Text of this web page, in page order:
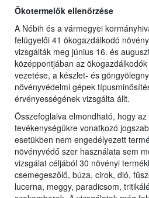
Ökotermelők ellenőrzése
A Nébih és a vármegyei
felügyelői 41 ökogazdálkodó
vizsgálták meg június 16. és
középpontjában az
vezetése, a készlet- és
növényvédelmi gépek
érvényességének vizsgálta állt.
Összefoglalva elmondható, hogy
tevékenységükre vonatkozó
esetükben nem engedélyezett
növényvédő szer használata sem
vizsgálat céljából 30 növényi
csemegeszőlő, búza, cirok, dió,
lucerna, meggy, paradicsom,